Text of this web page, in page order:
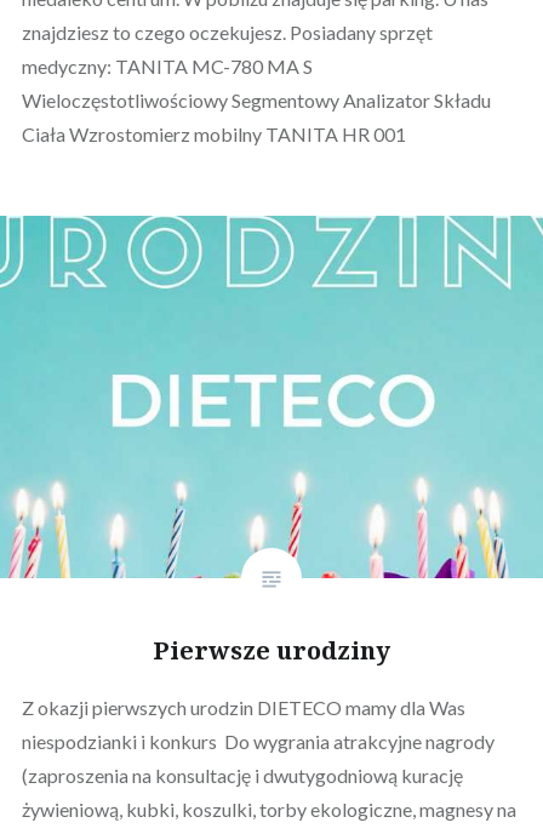
znajdziesz to czego oczekujesz. Posiadany sprzęt
medyczny: TANITA MC-780 MA S
Wieloczęstotliwościowy Segmentowy Analizator Składu
Ciała Wzrostomierz mobilny TANITA HR 001
Pierwsze urodziny
Z okazji pierwszych urodzin DIETECO mamy dla Was
niespodzianki i konkurs Do wygrania atrakcyjne nagrody
(zaproszenia na konsultację i dwutygodniową kurację
żywieniową, kubki, koszulki, torby ekologiczne, magnesy na